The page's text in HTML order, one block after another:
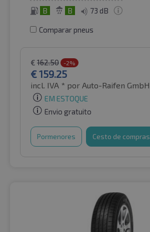
B B 73 dB
Comparar pneus
€ 162.50 -2%
€159.25
incl. IVA * por Auto-Raifen GmbH
EM ESTOQUE
Envio gratuito
Pormenores Cesto de compras